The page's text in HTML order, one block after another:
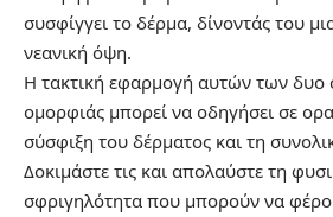
συσφίγγει το δέρμα, δίνοντάς του
νεανική όψη.
Η τακτική εφαρμογή αυτών των δυο
ομορφιάς μπορεί να οδηγήσει σε
σύσφιξη του δέρματος και τη
Δοκιμάστε τις και απολαύστε τη
σφριγηλότητα που μπορούν να